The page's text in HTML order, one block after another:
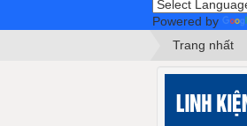
Powered by
Trang nhất